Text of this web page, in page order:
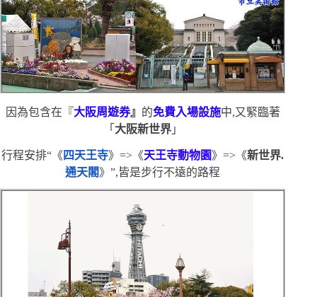
因為包含在 『大阪周遊券』 的免費入場設施中,又緊臨著
「 大阪新世界」
行程安排“ 《 四天王寺》=> 《天王寺動物園》=> 《新世界.
通天閣》”,皆是步行不遠的路程